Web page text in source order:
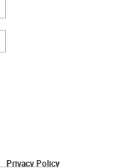
Privacy Policy